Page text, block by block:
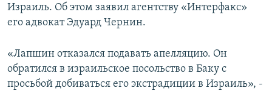
СПОРТ
АРХИВ
Հայերեն
English
Израиль. Об этом заявил агентству «Интерфакс»
его адвокат Эдуард Чернин.
«Лапшин отказался подавать апелляцию. Он
обратился в израильское посольство в Баку с
просьбой добиваться его экстрадиции в Израиль», -